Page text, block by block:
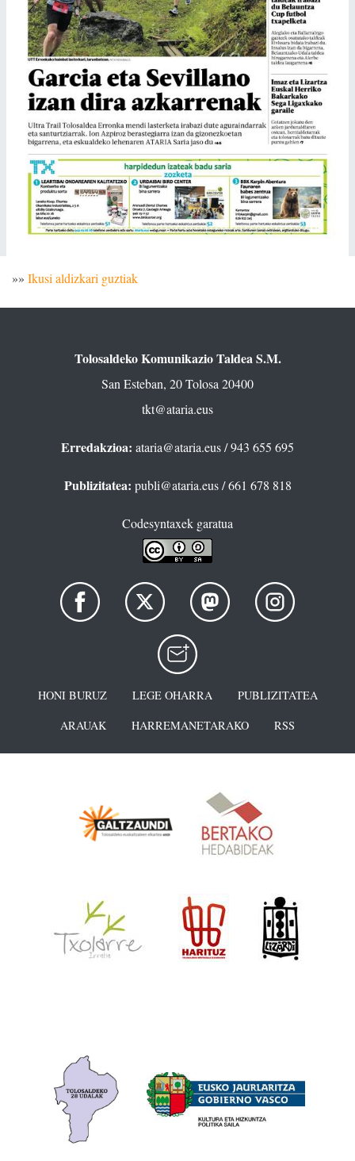
»» Ikusi aldizkari guztiak
Tolosaldeko Komunikazio Taldea S.M.
San Esteban, 20 Tolosa 20400
tkt@ataria.eus
Erredakzioa: ataria@ataria.eus/ 943 655 695
Publizitatea: publi@ataria.eus/ 661 678 818
Codesyntaxek garatua
HONI BURUZ LEGE OHARRA
PUBLIZITATEA
ARAUAK
HARREMANETARAKO RSS